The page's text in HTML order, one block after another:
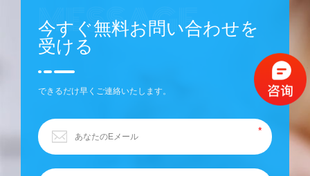
今すぐ無料お問い合わせを
受ける
できるだけ早くご連絡いたします。